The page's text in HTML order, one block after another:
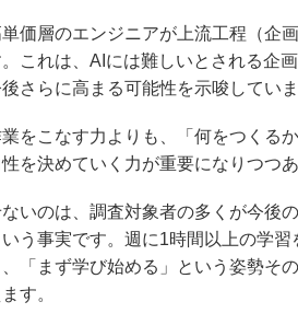
価層のエンジニアが上流工程（企
これは、AIには難しいとされる企
さらに高まる可能性を示唆していま
をこなす力よりも、「何をつくる
を決めていく力が重要になりつつ
いのは、調査対象者の多くが今後
う事実です。週に1時間以上の学
「まず学び始める」という姿勢そ
す。